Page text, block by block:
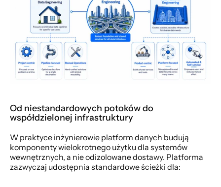
Od niestandardowych potoków do
współdzielonej infrastruktury
W praktyce inżynierowie platform danych budują
komponenty wielokrotnego użytku dla systemów
wewnętrznych, a nie odizolowane dostawy. Platforma
zazwyczaj udostępnia standardowe ścieżki dla: